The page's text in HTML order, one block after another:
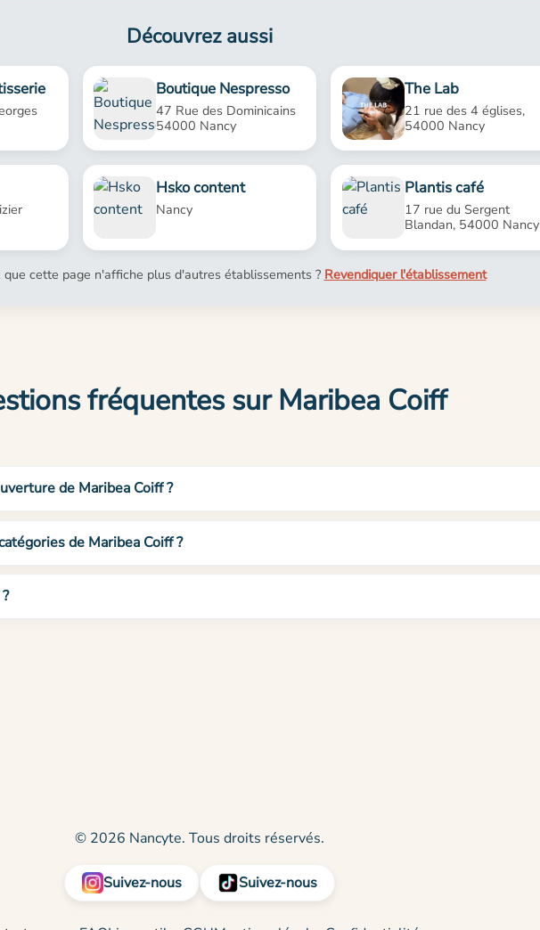
Découvrez aussi
Boutique Nespresso
47 Rue des Dominicains
54000 Nancy
The Lab
21 rue des 4 églises,
54000 Nancy
Hsko content
Nancy
Plantis café
17 rue du Sergent
Blandan, 54000 Nancy
que cette page n'affiche plus d'autres établissements ? Revendiquer l'établissement
fréquentes sur Maribea Coiff
de Maribea Coiff ?
de Maribea Coiff ?
© 2026 Nancyte. Tous droits réservés.
Suivez-nous Suivez-nous